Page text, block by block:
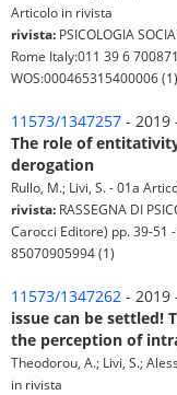
Articolo in rivista
rivista: PSICOLOGIA
Rome Italy:011 39 6
WOS:000465315400006
11573/1347257 - 2019
The role of
derogation
Rullo, M.; Livi, S. - 01a
rivista: RASSEGNA DI
Carocci Editore) pp. 39-51
85070905994 (1)
11573/1347262 - 2019
issue can be settled!
the perception of
Theodorou, A.; Livi, S.;
in rivista